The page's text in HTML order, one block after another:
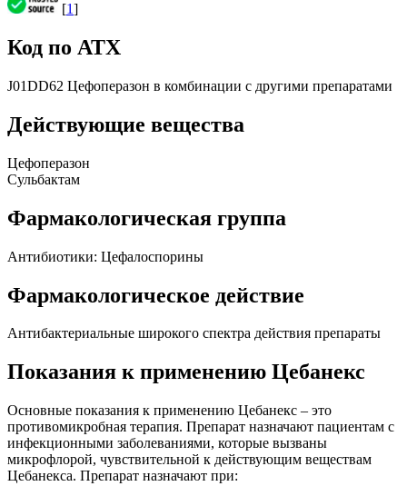
[1]
Код по АТХ
J01DD62 Цефоперазон в комбинации с другими препаратами
Действующие вещества
Цефоперазон
Сульбактам
Фармакологическая группа
Антибиотики: Цефалоспорины
Фармакологическое действие
Антибактериальные широкого спектра действия препараты
Показания к применению Цебанекс
Основные показания к применению Цебанекс – это
противомикробная терапия. Препарат назначают пациентам с
инфекционными заболеваниями, которые вызваны
микрофлорой, чувствительной к действующим веществам
Цебанекса. Препарат назначают при: